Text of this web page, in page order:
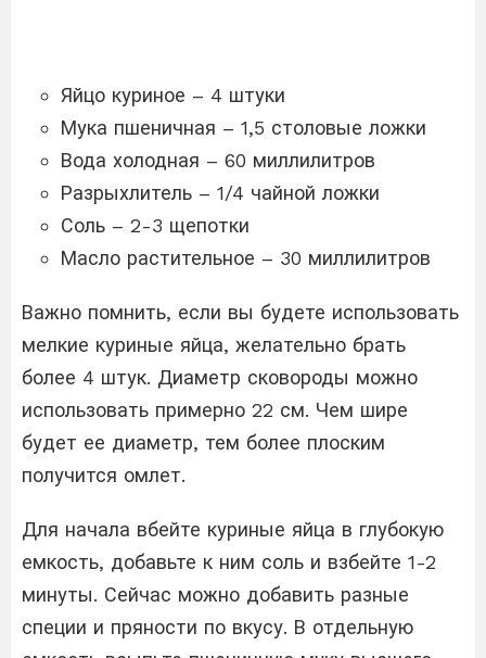
Яйцо куриное – 4 штуки
Мука пшеничная – 1,5 столовые ложки
Вода холодная – 60 миллилитров
Разрыхлитель – 1/4 чайной ложки
Соль – 2-3 щепотки
Масло растительное – 30 миллилитров
Важно помнить, если вы будете использовать
мелкие куриные яйца, желательно брать
более 4 штук. Диаметр сковороды можно
использовать примерно 22 см. Чем шире
будет ее диаметр, тем более плоским
получится омлет.
Для начала вбейте куриные яйца в глубокую
емкость, добавьте к ним соль и взбейте 1-2
минуты. Сейчас можно добавить разные
специи и пряности по вкусу. В отдельную